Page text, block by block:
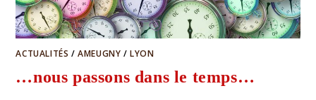
ACTUALITÉS /AMEUGNY /LYON
…nous passons dans le temps…